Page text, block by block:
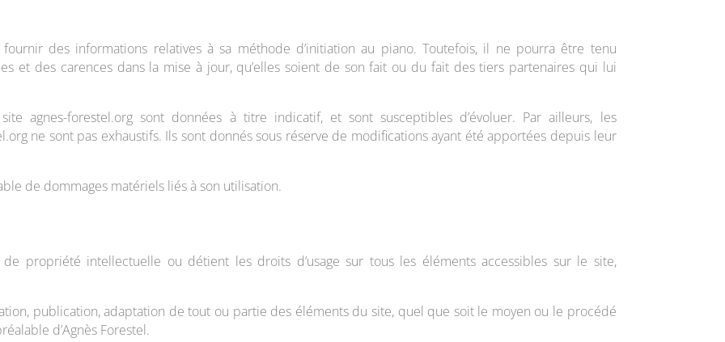
des informations relatives à sa méthode d’initiation au piano. Toutefois, il ne pourra être tenu
et des carences dans la mise à jour, qu’elles soient de son fait ou du fait des tiers partenaires qui lui
agnes-forestel.org sont données à titre indicatif, et sont susceptibles d’évoluer. Par ailleurs, les
ne sont pas exhaustifs. Ils sont donnés sous réserve de modifications ayant été apportées depuis leur
de dommages matériels liés à son utilisation.
propriété intellectuelle ou détient les droits d’usage sur tous les éléments accessibles sur le site,
publication, adaptation de tout ou partie des éléments du site, quel que soit le moyen ou le procédé
d’Agnès Forestel.